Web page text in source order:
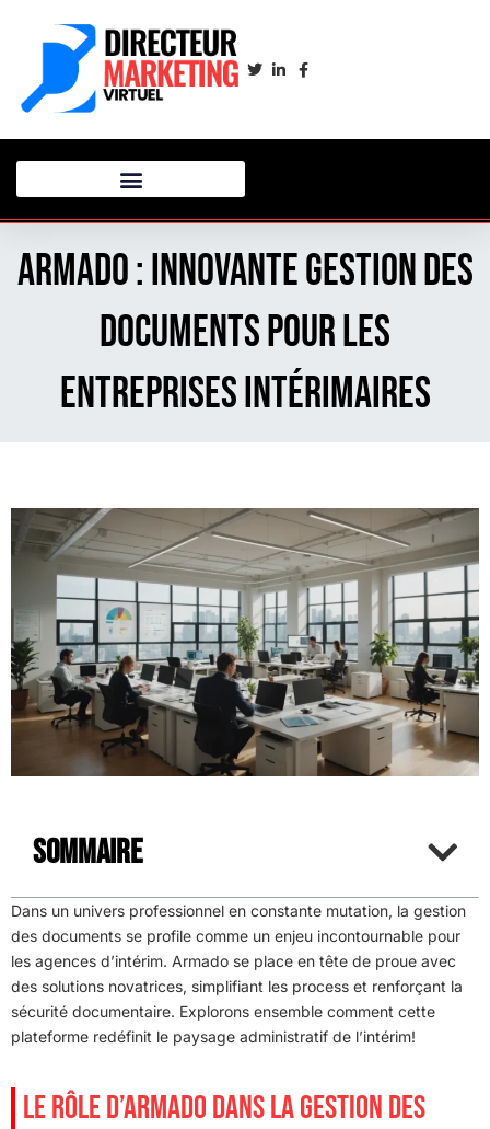
Armado : innovante gestion des
documents pour les
entreprises intérimaires
Sommaire
Dans un univers professionnel en constante mutation, la gestion
des documents se profile comme un enjeu incontournable pour
les agences d’intérim. Armado se place en tête de proue avec
des solutions novatrices, simplifiant les process et renforçant la
sécurité documentaire. Explorons ensemble comment cette
plateforme redéfinit le paysage administratif de l’intérim!
LE RÔLE D’ARMADO DANS LA GESTION DES